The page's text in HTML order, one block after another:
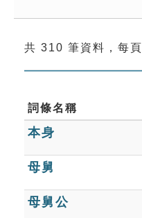
成語故事
索引選單
單字索引
生命大百科索引
遊戲專區
教學應用
共 310 筆資料，每
詞條名稱
本身
母舅
母舅公